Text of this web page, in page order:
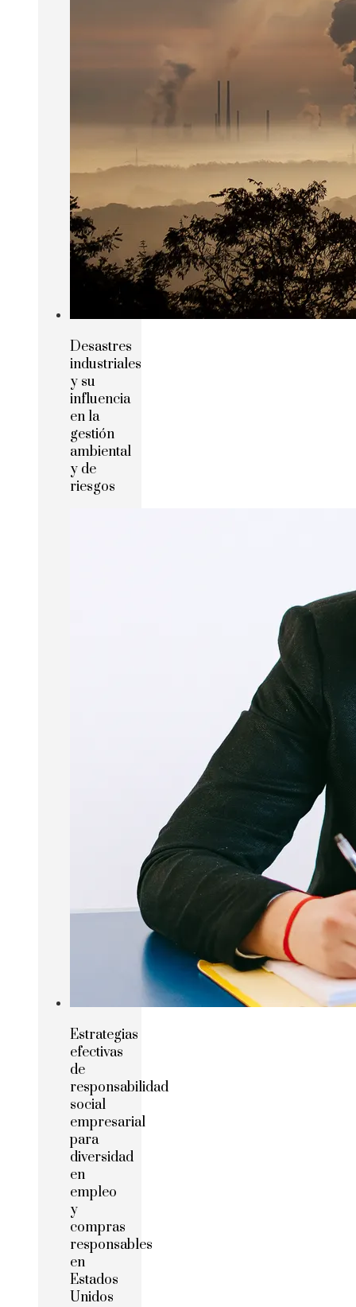
Desastres
industriales
y su
influencia
en la
gestión
ambiental
y de
riesgos
Estrategias
efectivas
de
responsabilidad
social
empresarial
para
diversidad
en
empleo
y
compras
responsables
en
Estados
Unidos